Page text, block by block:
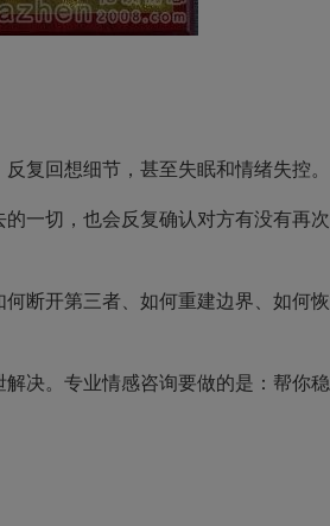
回想细节，甚至失眠和情绪失控。
一切，也会反复确认对方有没有再次
断开第三者、如何重建边界、如何恢
决。专业情感咨询要做的是：帮你稳